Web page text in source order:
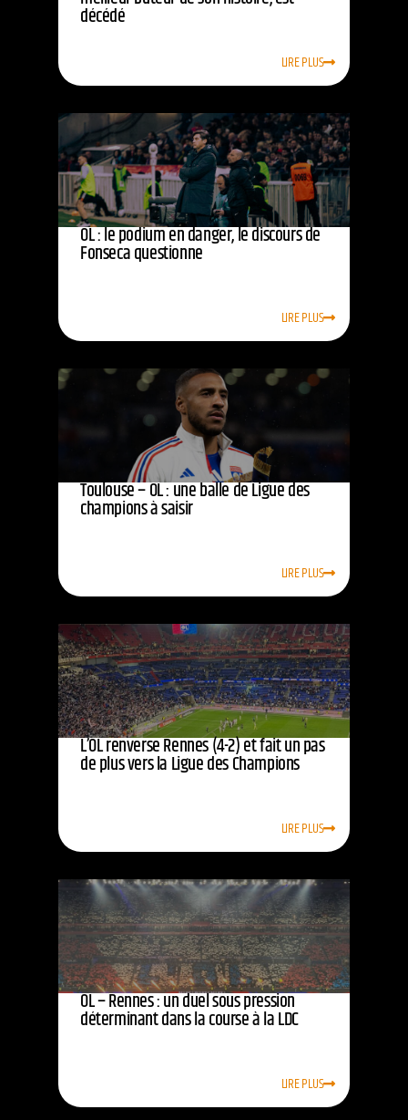
décédé
LIRE PLUS
OL : le podium en danger, le discours de
Fonseca questionne
LIRE PLUS
Toulouse – OL : une balle de Ligue des
champions à saisir
LIRE PLUS
L’OL renverse Rennes (4-2) et fait un pas
de plus vers la Ligue des Champions
LIRE PLUS
OL – Rennes : un duel sous pression
déterminant dans la course à la LDC
LIRE PLUS